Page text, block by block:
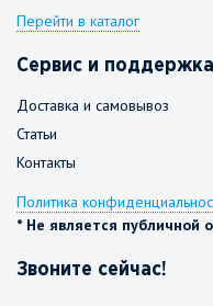
Перейти в каталог
Сервис и поддержка
Доставка и самовывоз
Статьи
Контакты
Политика
* Не является публичной
Звоните сейчас!